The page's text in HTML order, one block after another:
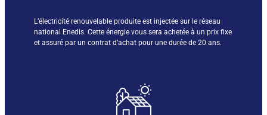
L’électricité renouvelable produite est injectée sur le réseau
national Enedis. Cette énergie vous sera achetée à un prix fixe
et assuré par un contrat d’achat pour une durée de 20 ans.